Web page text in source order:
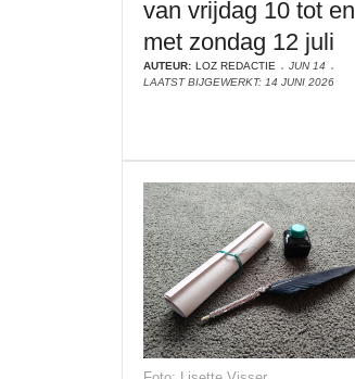
van vrijdag 10 tot en
met zondag 12 juli
AUTEUR: LOZ REDACTIE
JUN 14
LAATST BIJGEWERKT: 14 JUNI 2026